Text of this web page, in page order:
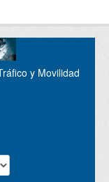
y Movilidad